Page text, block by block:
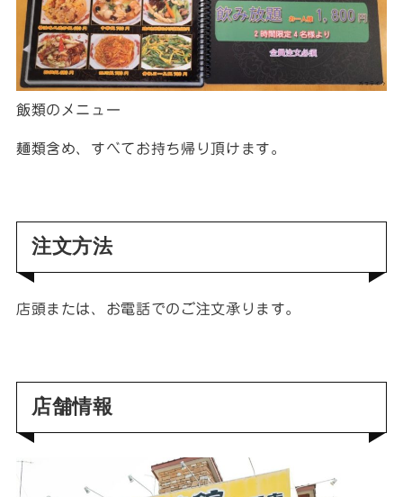
飯類のメニュー
麺類含め、すべてお持ち帰り頂けます。
注文方法
店頭または、お電話でのご注文承ります。
店舗情報